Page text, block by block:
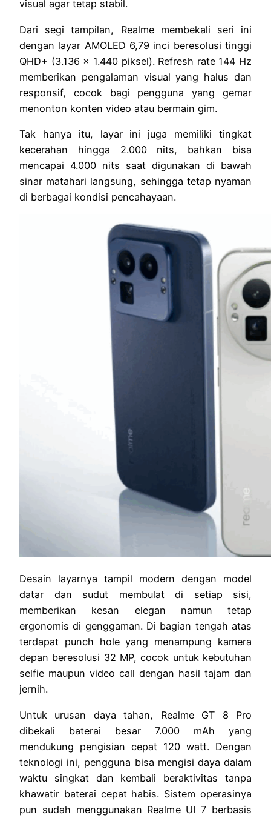
visual agar tetap stabil.
Dari segi tampilan, Realme membekali seri ini
dengan layar AMOLED 6,79 inci beresolusi tinggi
QHD+ (3.136 x 1.440 piksel). Refresh rate 144 Hz
memberikan pengalaman visual yang halus dan
responsif, cocok bagi pengguna yang gemar
menonton konten video atau bermain gim.
Tak hanya itu, layar ini juga memiliki tingkat
kecerahan hingga 2.000 nits, bahkan bisa
mencapai 4.000 nits saat digunakan di bawah
sinar matahari langsung, sehingga tetap nyaman
di berbagai kondisi pencahayaan.
Desain layarnya tampil modern dengan model
datar dan sudut membulat di setiap sisi,
memberikan kesan elegan namun tetap
ergonomis di genggaman. Di bagian tengah atas
terdapat punch hole yang menampung kamera
depan beresolusi 32 MP, cocok untuk kebutuhan
selfie maupun video call dengan hasil tajam dan
jernih.
Untuk urusan daya tahan, Realme GT 8 Pro
dibekali baterai besar 7.000 mAh yang
mendukung pengisian cepat 120 watt. Dengan
teknologi ini, pengguna bisa mengisi daya dalam
waktu singkat dan kembali beraktivitas tanpa
khawatir baterai cepat habis. Sistem operasinya
pun sudah menggunakan Realme UI 7 berbasis